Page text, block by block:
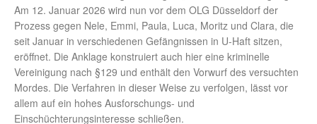
Am 12. Januar 2026 wird nun vor dem OLG Düsseldorf der
Prozess gegen Nele, Emmi, Paula, Luca, Moritz und Clara, die
seit Januar in verschiedenen Gefängnissen in U-Haft sitzen,
eröffnet. Die Anklage konstruiert auch hier eine kriminelle
Vereinigung nach §129 und enthält den Vorwurf des versuchten
Mordes. Die Verfahren in dieser Weise zu verfolgen, lässt vor
allem auf ein hohes Ausforschungs- und
Einschüchterungsinteresse schließen.